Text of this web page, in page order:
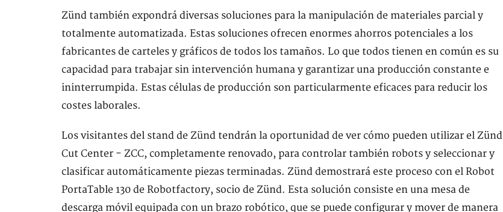
Zünd también expondrá diversas soluciones para la manipulación de materiales parcial y
totalmente automatizada. Estas soluciones ofrecen enormes ahorros potenciales a los
fabricantes de carteles y gráficos de todos los tamaños. Lo que todos tienen en común es su
capacidad para trabajar sin intervención humana y garantizar una producción constante e
ininterrumpida. Estas células de producción son particularmente eficaces para reducir los
costes laborales.
Los visitantes del stand de Zünd tendrán la oportunidad de ver cómo pueden utilizar el Zünd
Cut Center - ZCC, completamente renovado, para controlar también robots y seleccionar y
clasificar automáticamente piezas terminadas. Zünd demostrará este proceso con el Robot
PortaTable 130 de Robotfactory, socio de Zünd. Esta solución consiste en una mesa de
descarga móvil equipada con un brazo robótico, que se puede configurar y mover de manera